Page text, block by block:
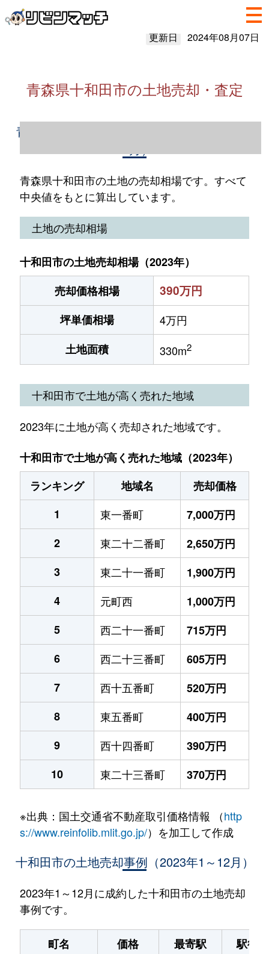
更新日 2024年08月07日
青森県十和田市の土地売却・査定
青森県十和田市の土地売却情報（2023年1～
青森県十和田市の土地の売却相場です。すべて
中央値をもとに算出しています。
土地の売却相場
十和田市の土地売却相場（2023年）
売却価格相場
390万円
坪単価相場
4万円
土地面積
330m2
十和田市で土地が高く売れた地域
2023年に土地が高く売却された地域です。
十和田市で土地が高く売れた地域（2023年）
ランキング
地域名
売却価格
1
東一番町
7,000万円
2
東二十二番町
2,650万円
3
東二十一番町
1,900万円
4
元町西
1,000万円
5
西二十一番町
715万円
6
西二十三番町
605万円
7
西十五番町
520万円
8
東五番町
400万円
9
西十四番町
390万円
10
東二十三番町 370万円
※出典：国土交通省不動産取引価格情報 （http
s://www.reinfolib.mlit.go.jp/）を加工して作成
十和田市の土地売却事例（2023年1～12月）
2023年1～12月に成約した十和田市の土地売却
事例です。
町名 価格 最寄駅
駅徒歩